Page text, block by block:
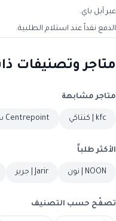
عبر آبل باي.
الدفع نقداً عند استلام الطلبية.
متاجر وتصنيفات
متاجر مشابهة
kfc | كنتاكي Centrepoint سنتربوينت
الأكثر طلباً
NOON | نون Jarir | جرير
تصفّح حسب التصنيف